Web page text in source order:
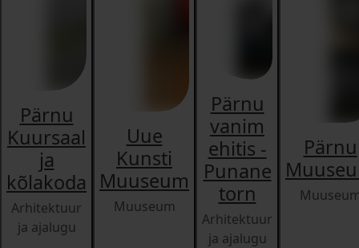
Pärnu
Kuursaal
ja
kõlakoda
Arhitektuur
ja ajalugu
Uue
Kunsti
Muuseum
Muuseum
Pärnu
vanim
ehitis -
Punane
torn
Arhitektuur
ja ajalugu
Pärnu